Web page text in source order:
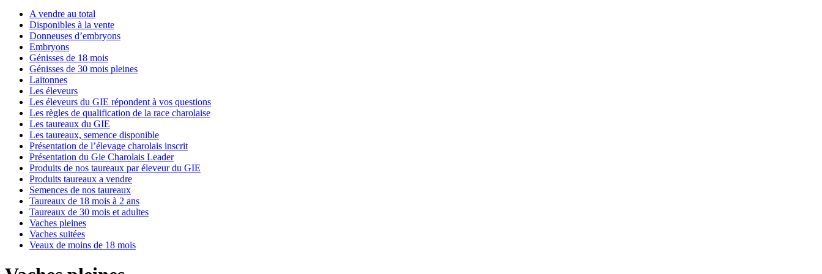
A vendre au total
Disponibles à la vente
Donneuses d’embryons
Embryons
Génisses de 18 mois
Génisses de 30 mois pleines
Laitonnes
Les éleveurs
Les éleveurs du GIE répondent à vos questions
Les règles de qualification de la race charolaise
Les taureaux du GIE
Les taureaux, semence disponible
Présentation de l’élevage charolais inscrit
Présentation du Gie Charolais Leader
Produits de nos taureaux par éleveur du GIE
Produits taureaux a vendre
Semences de nos taureaux
Taureaux de 18 mois à 2 ans
Taureaux de 30 mois et adultes
Vaches pleines
Vaches suitées
Veaux de moins de 18 mois